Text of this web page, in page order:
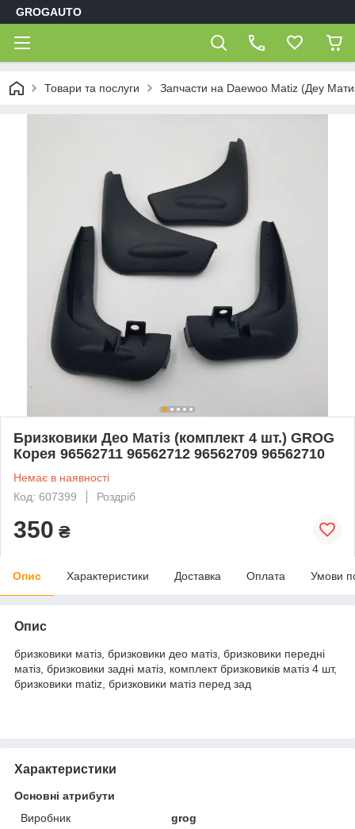
GROGAUTO
Товари та послуги Запчасти на Daewoo Matiz (Деу
Бризковики Део Матіз (комплект 4 шт.) GROG
Корея 96562711 96562712 96562709 96562710
Немає в наявності
Код: 607399
Роздріб
350 ₴
Опис Характеристики Доставка Оплата Умови
Опис
бризковики матіз, бризковики део матіз, бризковики передні
матіз, бризковики задні матіз, комплект бризковиків матіз 4 шт,
бризковики matiz, бризковики матіз перед зад
Характеристики
Основні атрибути
Виробник
grog